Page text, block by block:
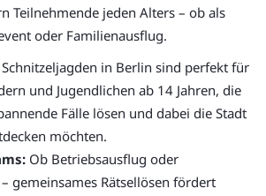
Teilnehmende jeden Alters – ob als
oder Familienausflug.
Schnitzeljagden in Berlin sind perfekt für
und Jugendlichen ab 14 Jahren, die
Fälle lösen und dabei die Stadt
möchten.
Ob Betriebsausflug oder
gemeinsames Rätsellösen fördert